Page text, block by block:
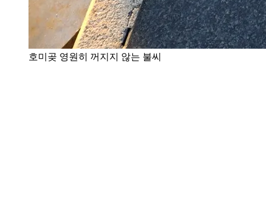
호미곶 영원히 꺼지지 않는 불씨